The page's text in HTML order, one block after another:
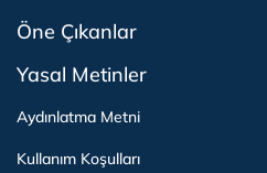
Tivibu Nedir?
Tivibu Kampanyaları
Bize Ulaşın
Destek
Tivibu GO Süper Paket
Tivibu GO Sinema Paketi
Tivibu Ev Süper Paket
Tivibu Ev Sinema Paketi
Öne Çıkanlar
Herkesten Önce İzle | Dizi
The Rookie İzle
Yasal Metinler
Aydınlatma Metni
Kullanım Koşulları